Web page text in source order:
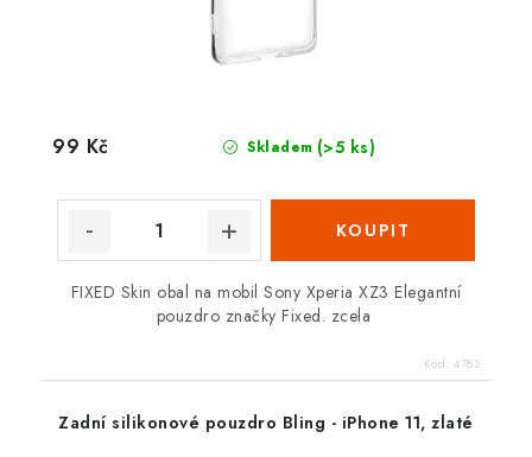
Skladem (>5 ks)
99 Kč
FIXED Skin obal na mobil Sony Xperia XZ3 Elegantní
pouzdro značky Fixed. zcela
Kód: 4783
Zadní silikonové pouzdro Bling - iPhone 11, zlaté